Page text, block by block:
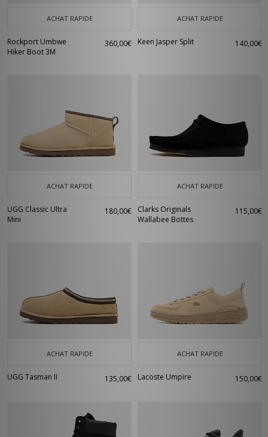
ACHAT RAPIDE
Rockport Umbwe
Hiker Boot 3M
360,00€
ACHAT RAPIDE
Keen Jasper Split 140,00€
ACHAT RAPIDE
UGG Classic Ultra
Mini
180,00€
ACHAT RAPIDE
Clarks Originals
Wallabee Bottes
115,00€
ACHAT RAPIDE
UGG Tasman II 135,00€
ACHAT RAPIDE
Lacoste Umpire 150,00€